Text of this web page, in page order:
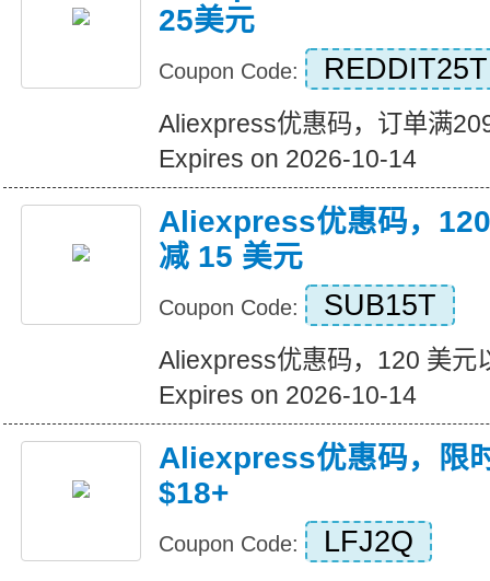
25美元
Coupon Code: REDDIT25T
Aliexpress优惠码，订单满
Expires on 2026-10-14
Aliexpress优惠码，
减 15 美元
Coupon Code: SUB15T
Aliexpress优惠码，120 美元
Expires on 2026-10-14
Aliexpress优惠码，限
$18+
Coupon Code: LFJ2Q